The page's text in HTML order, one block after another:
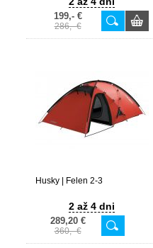
199,- €
286,- €
Husky | Felen 2-3
2 až 4 dni
289,20 €
360,- €